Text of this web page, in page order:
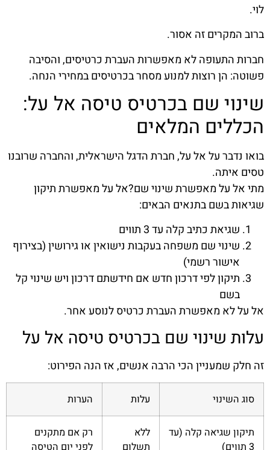
לוי.
ברוב המקרים זה אסור.
חברות התעופה לא מאפשרות העברת כרטיסים, והסיבה
פשוטה: הן רוצות למנוע מסחר בכרטיסים במחירי הנחה.
שינוי שם בכרטיס טיסה אל על:
הכללים המלאים
בואו נדבר על אל על, חברת הדגל הישראלית, והחברה שרובנו
טסים איתה.
מתי אל על מאפשרת שינוי שם?אל על מאפשרת תיקון
שגיאות בשם בתנאים הבאים:
שגיאת כתיב קלה עד 3 תווים
שינוי שם משפחה בעקבות נישואין או גירושין (בצירוף
אישור רשמי)
תיקון לפי דרכון חדש אם חידשתם דרכון ויש שינוי קל
בשם
אל על לא מאפשרת העברת כרטיס לנוסע אחר.
עלות שינוי שם בכרטיס טיסה אל על
זה חלק שמעניין הכי הרבה אנשים, אז הנה הפירוט:
סוג השינוי עלות הערות
תיקון שגיאה קלה (עד
ללא
רק אם מתקנים